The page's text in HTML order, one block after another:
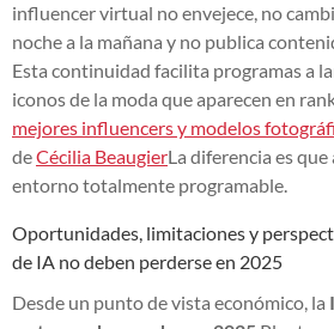
influencer virtual no envejece, no
noche a la mañana y no publica
Esta continuidad facilita programas a
iconos de la moda que aparecen en
mejores influencers y modelos
deCécilia BeaugierLa diferencia es
entorno totalmente programable.
Oportunidades, limitaciones y
de IA no deben perderse en 2025
Desde un punto de vista económico, la